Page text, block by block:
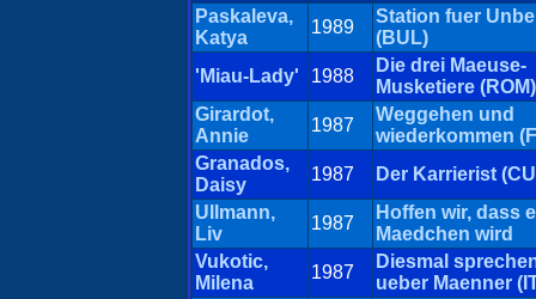
Paskaleva,
Katya
1989
Station fuer
(BUL)
'Miau-Lady'
1988
Die drei Maeuse-
Musketiere (ROM)
Girardot,
Annie
1987
Weggehen und
wiederkommen
Granados,
Daisy
1987
Der Karrierist
Ullmann,
Liv
1987
Hoffen wir, dass
Maedchen wird
Vukotic,
Milena
1987
Diesmal
ueber Maenner